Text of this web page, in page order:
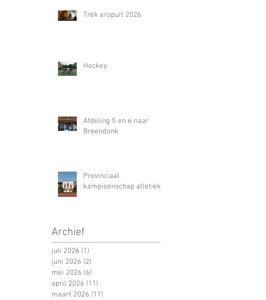
Trek eropuit 2026
Hockey
Afdeling 5 en 6 naar
Breendonk
Provinciaal
kampioenschap atletiek
Archief
juli 2026 (1)
juni 2026 (2)
mei 2026 (6)
april 2026 (11)
maart 2026 (11)